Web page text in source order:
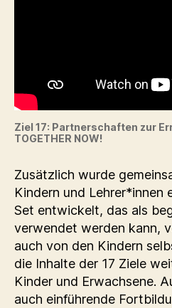
Ziel 17: Partnerschaften zur
TOGETHER NOW!
Zusätzlich wurde
Kindern und Lehrer*innen
Set entwickelt, das als
verwendet werden kann,
auch von den Kindern
die Inhalte der 17 Ziele
Kinder und Erwachsene.
auch einführende